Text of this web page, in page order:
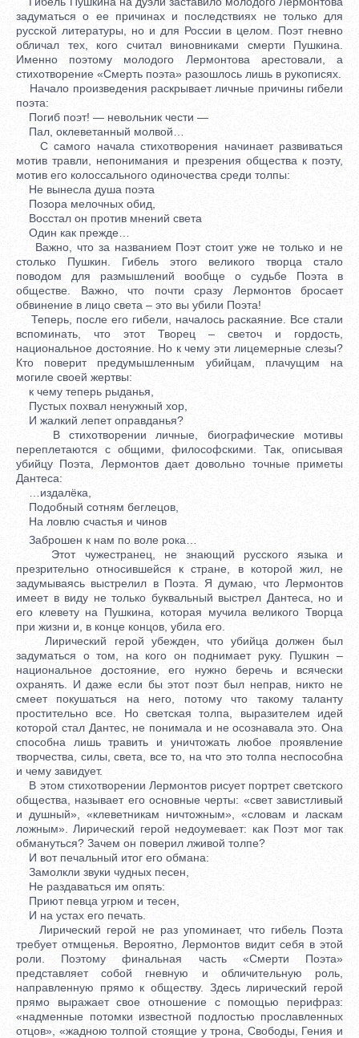
задуматься о ее причинах и последствиях не только для
русской литературы, но и для России в целом. Поэт гневно
обличал тех, кого считал виновниками смерти Пушкина.
Именно поэтому молодого Лермонтова арестовали, а
стихотворение «Смерть поэта» разошлось лишь в рукописях.
Начало произведения раскрывает личные причины гибели
поэта:
Погиб поэт! — невольник чести —
Пал, оклеветанный молвой…
С самого начала стихотворения начинает развиваться
мотив травли, непонимания и презрения общества к поэту,
мотив его колоссального одиночества среди толпы:
Не вынесла душа поэта
Позора мелочных обид,
Восстал он против мнений света
Один как прежде…
Важно, что за названием Поэт стоит уже не только и не
столько Пушкин. Гибель этого великого творца стало
поводом для размышлений вообще о судьбе Поэта в
обществе. Важно, что почти сразу Лермонтов бросает
обвинение в лицо света – это вы убили Поэта!
Теперь, после его гибели, началось раскаяние. Все стали
вспоминать, что этот Творец – светоч и гордость,
национальное достояние. Но к чему эти лицемерные слезы?
Кто поверит предумышленным убийцам, плачущим на
могиле своей жертвы:
к чему теперь рыданья,
Пустых похвал ненужный хор,
И жалкий лепет оправданья?
В стихотворении личные, биографические мотивы
переплетаются с общими, философскими. Так, описывая
убийцу Поэта, Лермонтов дает довольно точные приметы
Дантеса:
…издалёка,
Подобный сотням беглецов,
На ловлю счастья и чинов
Заброшен к нам по воле рока…
Этот чужестранец, не знающий русского языка и
презрительно относившейся к стране, в которой жил, не
задумываясь выстрелил в Поэта. Я думаю, что Лермонтов
имеет в виду не только буквальный выстрел Дантеса, но и
его клевету на Пушкина, которая мучила великого Творца
при жизни и, в конце концов, убила его.
Лирический герой убежден, что убийца должен был
задуматься о том, на кого он поднимает руку. Пушкин –
национальное достояние, его нужно беречь и всячески
охранять. И даже если бы этот поэт был неправ, никто не
смеет покушаться на него, потому что такому таланту
простительно все. Но светская толпа, выразителем идей
которой стал Дантес, не понимала и не осознавала это. Она
способна лишь травить и уничтожать любое проявление
творчества, силы, света, все то, на что это толпа неспособна
и чему завидует.
В этом стихотворении Лермонтов рисует портрет светского
общества, называет его основные черты: «свет завистливый
и душный», «клеветникам ничтожным», «словам и ласкам
ложным». Лирический герой недоумевает: как Поэт мог так
обмануться? Зачем он поверил лживой толпе?
И вот печальный итог его обмана:
Замолкли звуки чудных песен,
Не раздаваться им опять:
Приют певца угрюм и тесен,
И на устах его печать.
Лирический герой не раз упоминает, что гибель Поэта
требует отмщенья. Вероятно, Лермонтов видит себя в этой
роли. Поэтому финальная часть «Смерти Поэта»
представляет собой гневную и обличительную роль,
направленную прямо к обществу. Здесь лирический герой
прямо выражает свое отношение с помощью перифраз:
«надменные потомки известной подлостью прославленных
отцов», «жадною толпой стоящие у трона, Свободы, Гения и